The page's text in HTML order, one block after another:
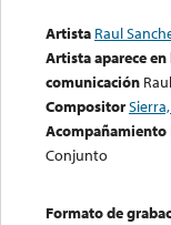
Artista Raul
Artista aparece
comunicación
Compositor
Acompañamiento
Conjunto
Formato de